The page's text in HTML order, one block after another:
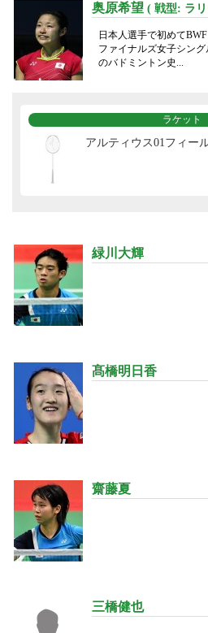
奥原希望 ( 戦型: ラ
日本人選手で初めて
ファイナルズ女子シン
のバドミントン史...
ラケット
アルティウス01フィー
緑川大輝
髙橋明日香
齋藤夏
三橋健也